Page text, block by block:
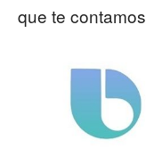
que te